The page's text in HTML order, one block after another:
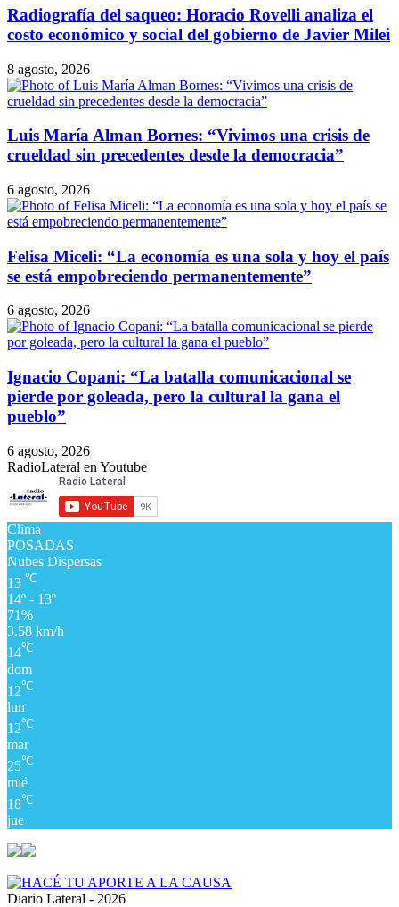
Radiografía del saqueo: Horacio Rovelli analiza el
costo económico y social del gobierno de Javier Milei
8 agosto, 2026
Luis María Alman Bornes: “Vivimos una crisis de
crueldad sin precedentes desde la democracia”
6 agosto, 2026
Felisa Miceli: “La economía es una sola y hoy el país
se está empobreciendo permanentemente”
6 agosto, 2026
Ignacio Copani: “La batalla comunicacional se
pierde por goleada, pero la cultural la gana el
pueblo”
6 agosto, 2026
RadioLateral en Youtube
Clima
POSADAS
Nubes Dispersas
13 ℃
14º - 13º
71%
3.58 km/h
14℃
dom
12℃
lun
12℃
mar
25℃
mié
18℃
jue
Diario Lateral - 2026